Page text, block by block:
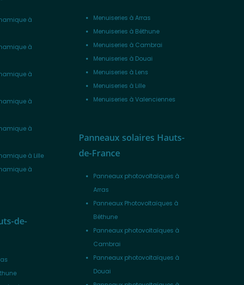
à
à
à
à
à
à Lille
à
de-
Menuiseries à Arras
Menuiseries à Béthune
Menuiseries à Cambrai
Menuiseries à Douai
Menuiseries à Lens
Menuiseries à Lille
Menuiseries à Valenciennes
Panneaux solaires Hauts-
de-France
Panneaux photovoltaïques à
Arras
Panneaux Photovoltaïques à
Béthune
Panneaux photovoltaïques à
Cambrai
Panneaux photovoltaïques à
Douai